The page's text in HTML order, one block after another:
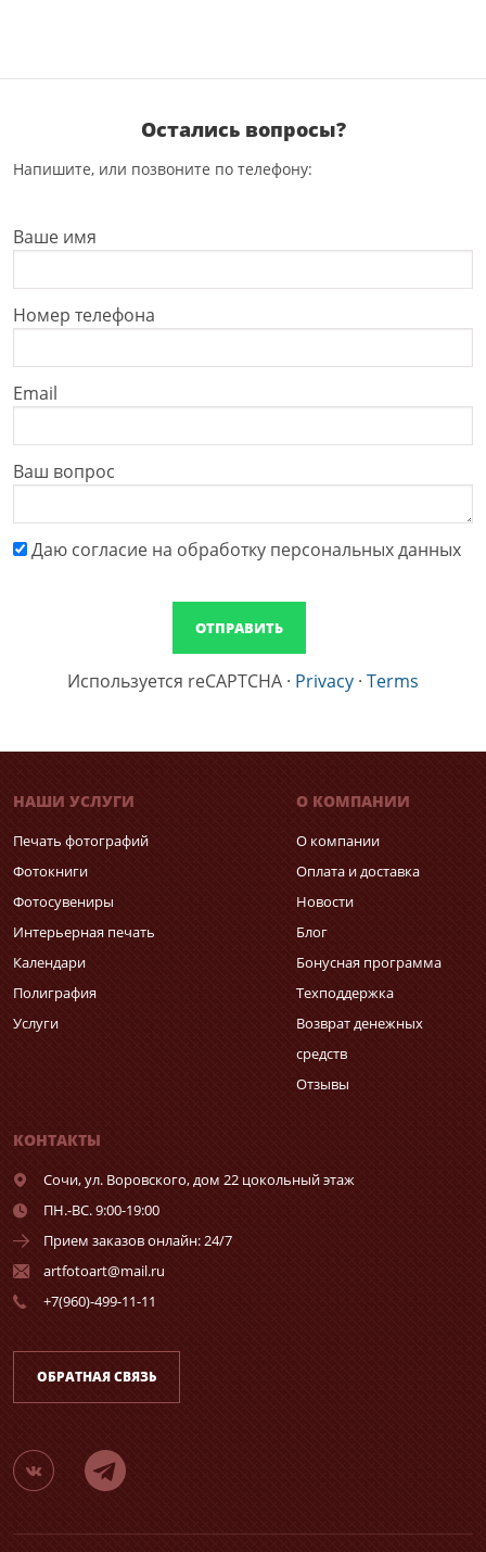
Остались вопросы?
Напишите, или позвоните по телефону:
Ваше имя
Номер телефона
Email
Ваш вопрос
Даю cогласие на обработку персональных данных
Используется reCAPTCHA · Privacy · Terms
НАШИ УСЛУГИ
Печать фотографий
Фотокниги
Фотосувениры
Интерьерная печать
Календари
Полиграфия
Услуги
О КОМПАНИИ
О компании
Оплата и доставка
Новости
Блог
Бонусная программа
Техподдержка
Возврат денежных
средств
Отзывы
КОНТАКТЫ
Сочи,ул. Воровского, дом 22 цокольный этаж
ПН.-ВС. 9:00-19:00
Прием заказов онлайн: 24/7
artfotoart@mail.ru
+7(960)-499-11-11
ОБРАТНАЯ СВЯЗЬ